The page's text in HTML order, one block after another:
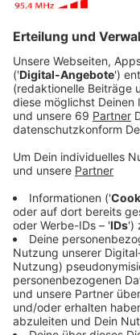
Weil die
gut besucht waren,
diesem Jahr
öffnen
Susanne Schulze
Vorsitzende des
Bei unserem
wie Höfe mit
Geflügelhaltung
die gesamte
Münster ab